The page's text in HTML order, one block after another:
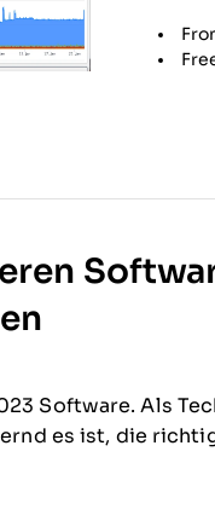
Software. Als
es ist, die